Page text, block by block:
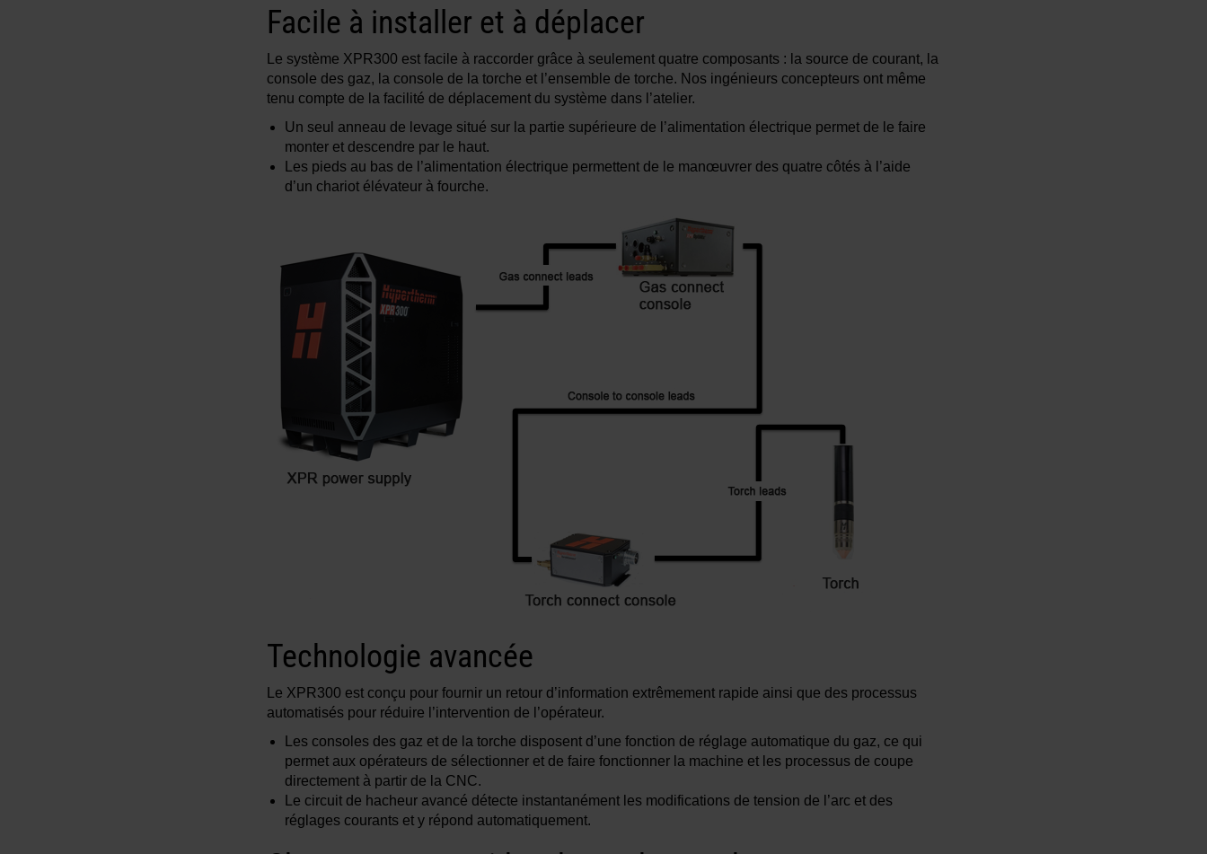
Facile à installer et à déplacer
Le système XPR300 est facile à raccorder grâce à seulement quatre composants : la source de courant, la
console des gaz, la console de la torche et l’ensemble de torche. Nos ingénieurs concepteurs ont même
tenu compte de la facilité de déplacement du système dans l’atelier.
Un seul anneau de levage situé sur la partie supérieure de l’alimentation électrique permet de le faire
monter et descendre par le haut.
Les pieds au bas de l’alimentation électrique permettent de le manœuvrer des quatre côtés à l’aide
d’un chariot élévateur à fourche.
Technologie avancée
Le XPR300 est conçu pour fournir un retour d’information extrêmement rapide ainsi que des processus
automatisés pour réduire l’intervention de l’opérateur.
Les consoles des gaz et de la torche disposent d’une fonction de réglage automatique du gaz, ce qui
permet aux opérateurs de sélectionner et de faire fonctionner la machine et les processus de coupe
directement à partir de la CNC.
Le circuit de hacheur avancé détecte instantanément les modifications de tension de l’arc et des
réglages courants et y répond automatiquement.